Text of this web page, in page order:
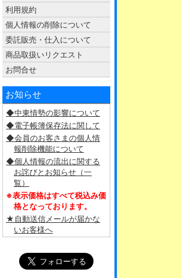
利用規約
個人情報の削除について
委託販売・仕入について
商品取扱いリクエスト
お問合せ
お知らせ
◆中東情勢の影響について
◆電子帳簿保存法に関して
◆会員のお客さまの個人情
報削除機能について
◆個人情報の流出に関する
お詫びとお知らせ（一
覧）
※表示価格はすべて税込み価
格となっております。
★自動送信メールが届かな
いお客様へ